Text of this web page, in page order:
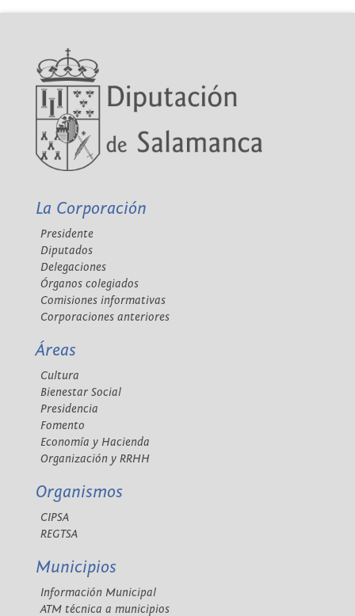
La Corporación
Presidente
Diputados
Delegaciones
Órganos colegiados
Comisiones informativas
Corporaciones anteriores
Áreas
Cultura
Bienestar Social
Presidencia
Fomento
Economía y Hacienda
Organización y RRHH
Organismos
CIPSA
REGTSA
Municipios
Información Municipal
ATM técnica a municipios